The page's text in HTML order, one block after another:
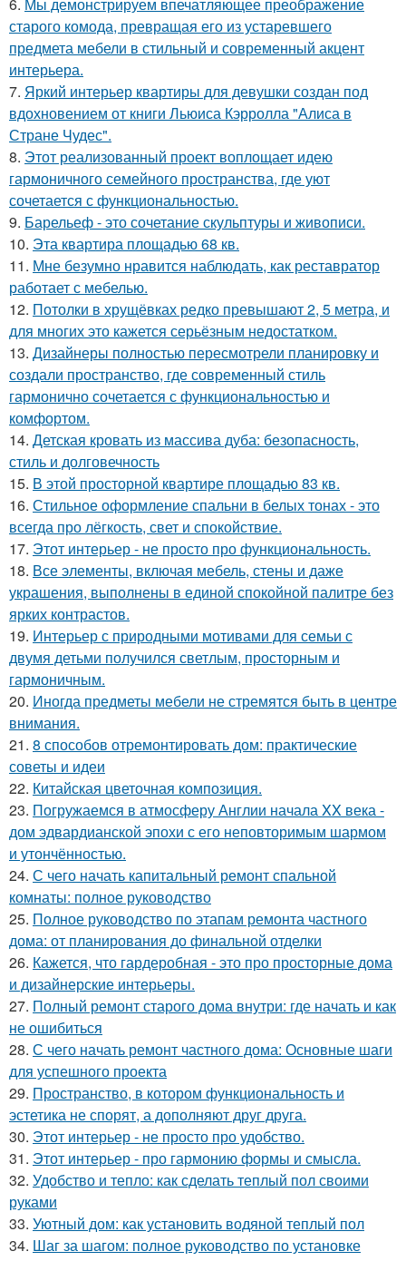
старого комода, превращая его из устаревшего
предмета мебели в стильный и современный акцент
интерьера.
7. Яркий интерьер квартиры для девушки создан под
вдохновением от книги Льюиса Кэрролла "Алиса в
Стране Чудес".
8. Этот реализованный проект воплощает идею
гармоничного семейного пространства, где уют
сочетается с функциональностью.
9. Барельеф - это сочетание скульптуры и живописи.
10. Эта квартира площадью 68 кв.
11. Мне безумно нравится наблюдать, как реставратор
работает с мебелью.
12. Потолки в хрущёвках редко превышают 2, 5 метра, и
для многих это кажется серьёзным недостатком.
13. Дизайнеры полностью пересмотрели планировку и
создали пространство, где современный стиль
гармонично сочетается с функциональностью и
комфортом.
14. Детская кровать из массива дуба: безопасность,
стиль и долговечность
15. В этой просторной квартире площадью 83 кв.
16. Стильное оформление спальни в белых тонах - это
всегда про лёгкость, свет и спокойствие.
17. Этот интерьер - не просто про функциональность.
18. Все элементы, включая мебель, стены и даже
украшения, выполнены в единой спокойной палитре без
ярких контрастов.
19. Интерьер с природными мотивами для семьи с
двумя детьми получился светлым, просторным и
гармоничным.
20. Иногда предметы мебели не стремятся быть в центре
внимания.
21. 8 способов отремонтировать дом: практические
советы и идеи
22. Китайская цветочная композиция.
23. Погружаемся в атмосферу Англии начала XX века -
дом эдвардианской эпохи с его неповторимым шармом
и утончённостью.
24. С чего начать капитальный ремонт спальной
комнаты: полное руководство
25. Полное руководство по этапам ремонта частного
дома: от планирования до финальной отделки
26. Кажется, что гардеробная - это про просторные дома
и дизайнерские интерьеры.
27. Полный ремонт старого дома внутри: где начать и как
не ошибиться
28. С чего начать ремонт частного дома: Основные шаги
для успешного проекта
29. Пространство, в котором функциональность и
эстетика не спорят, а дополняют друг друга.
30. Этот интерьер - не просто про удобство.
31. Этот интерьер - про гармонию формы и смысла.
32. Удобство и тепло: как сделать теплый пол своими
руками
33. Уютный дом: как установить водяной теплый пол
34. Шаг за шагом: полное руководство по установке